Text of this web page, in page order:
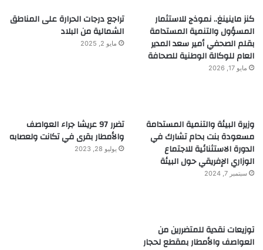
كنز ماينينغ.. نموذج للاستثمار
المسؤول والتنمية المستدامة
بقلم الصحفي أمير سعد المدير
العام للوكالة الوطنية للصحافة
مايو 17, 2026
تراجع درجات الحرارة على المناطق
الشمالية من البلاد
مايو 2, 2025
وزيرة البيئة والتنمية المستدامة
مسعودة بنت بحام تشارك في
الدورة الاستثنائية للاجتماع
الوزاري الإفريقي حول البيئة
سبتمبر 7, 2024
تضرر 97 عريشا جراء العواصف
والأمطار بقرى في تكانت ولعصابه
يوليو 28, 2023
توزيعات نقدية للمتضررين من
العواصف والأمطار بمقطع لحجار